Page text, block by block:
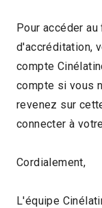
Pour accéder
d'accréditation,
compte
compte si vous
revenez sur
connecter à
Cordialement,
L'équipe